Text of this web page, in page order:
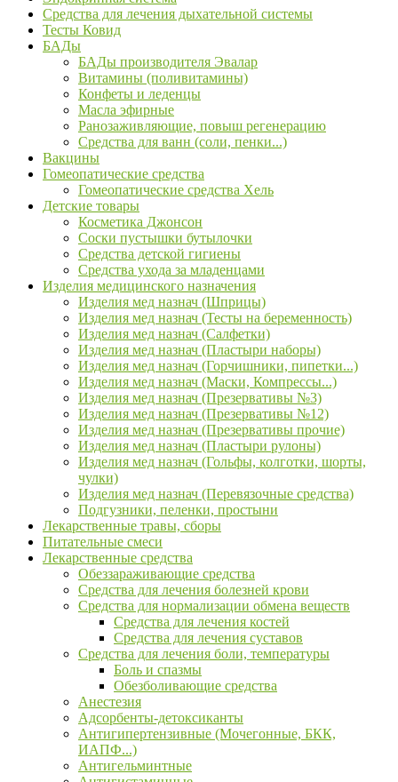
Средства для лечения дыхательной системы
Тесты Ковид
БАДы
БАДы производителя Эвалар
Витамины (поливитамины)
Конфеты и леденцы
Масла эфирные
Ранозаживляющие, повыш регенерацию
Средства для ванн (соли, пенки...)
Вакцины
Гомеопатические средства
Гомеопатические средства Хель
Детские товары
Косметика Джонсон
Соски пустышки бутылочки
Средства детской гигиены
Средства ухода за младенцами
Изделия медицинского назначения
Изделия мед назнач (Шприцы)
Изделия мед назнач (Тесты на беременность)
Изделия мед назнач (Салфетки)
Изделия мед назнач (Пластыри наборы)
Изделия мед назнач (Горчишники, пипетки...)
Изделия мед назнач (Маски, Компрессы...)
Изделия мед назнач (Презервативы №3)
Изделия мед назнач (Презервативы №12)
Изделия мед назнач (Презервативы прочие)
Изделия мед назнач (Пластыри рулоны)
Изделия мед назнач (Гольфы, колготки, шорты,
чулки)
Изделия мед назнач (Перевязочные средства)
Подгузники, пеленки, простыни
Лекарственные травы, сборы
Питательные смеси
Лекарственные средства
Обеззараживающие средства
Средства для лечения болезней крови
Средства для нормализации обмена веществ
Средства для лечения костей
Средства для лечения суставов
Средства для лечения боли, температуры
Боль и спазмы
Обезболивающие средства
Анестезия
Адсорбенты-детоксиканты
Антигипертензивные (Мочегонные, БКК,
ИАПФ...)
Антигельминтные